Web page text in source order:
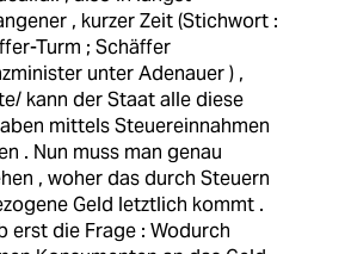
, kurzer Zeit (Stichwort :
Turm ; Schäffer
unter Adenauer ) ,
kann der Staat alle diese
mittels Steuereinnahmen
. Nun muss man genau
, woher das durch Steuern
Geld letztlich kommt .
erst die Frage : Wodurch